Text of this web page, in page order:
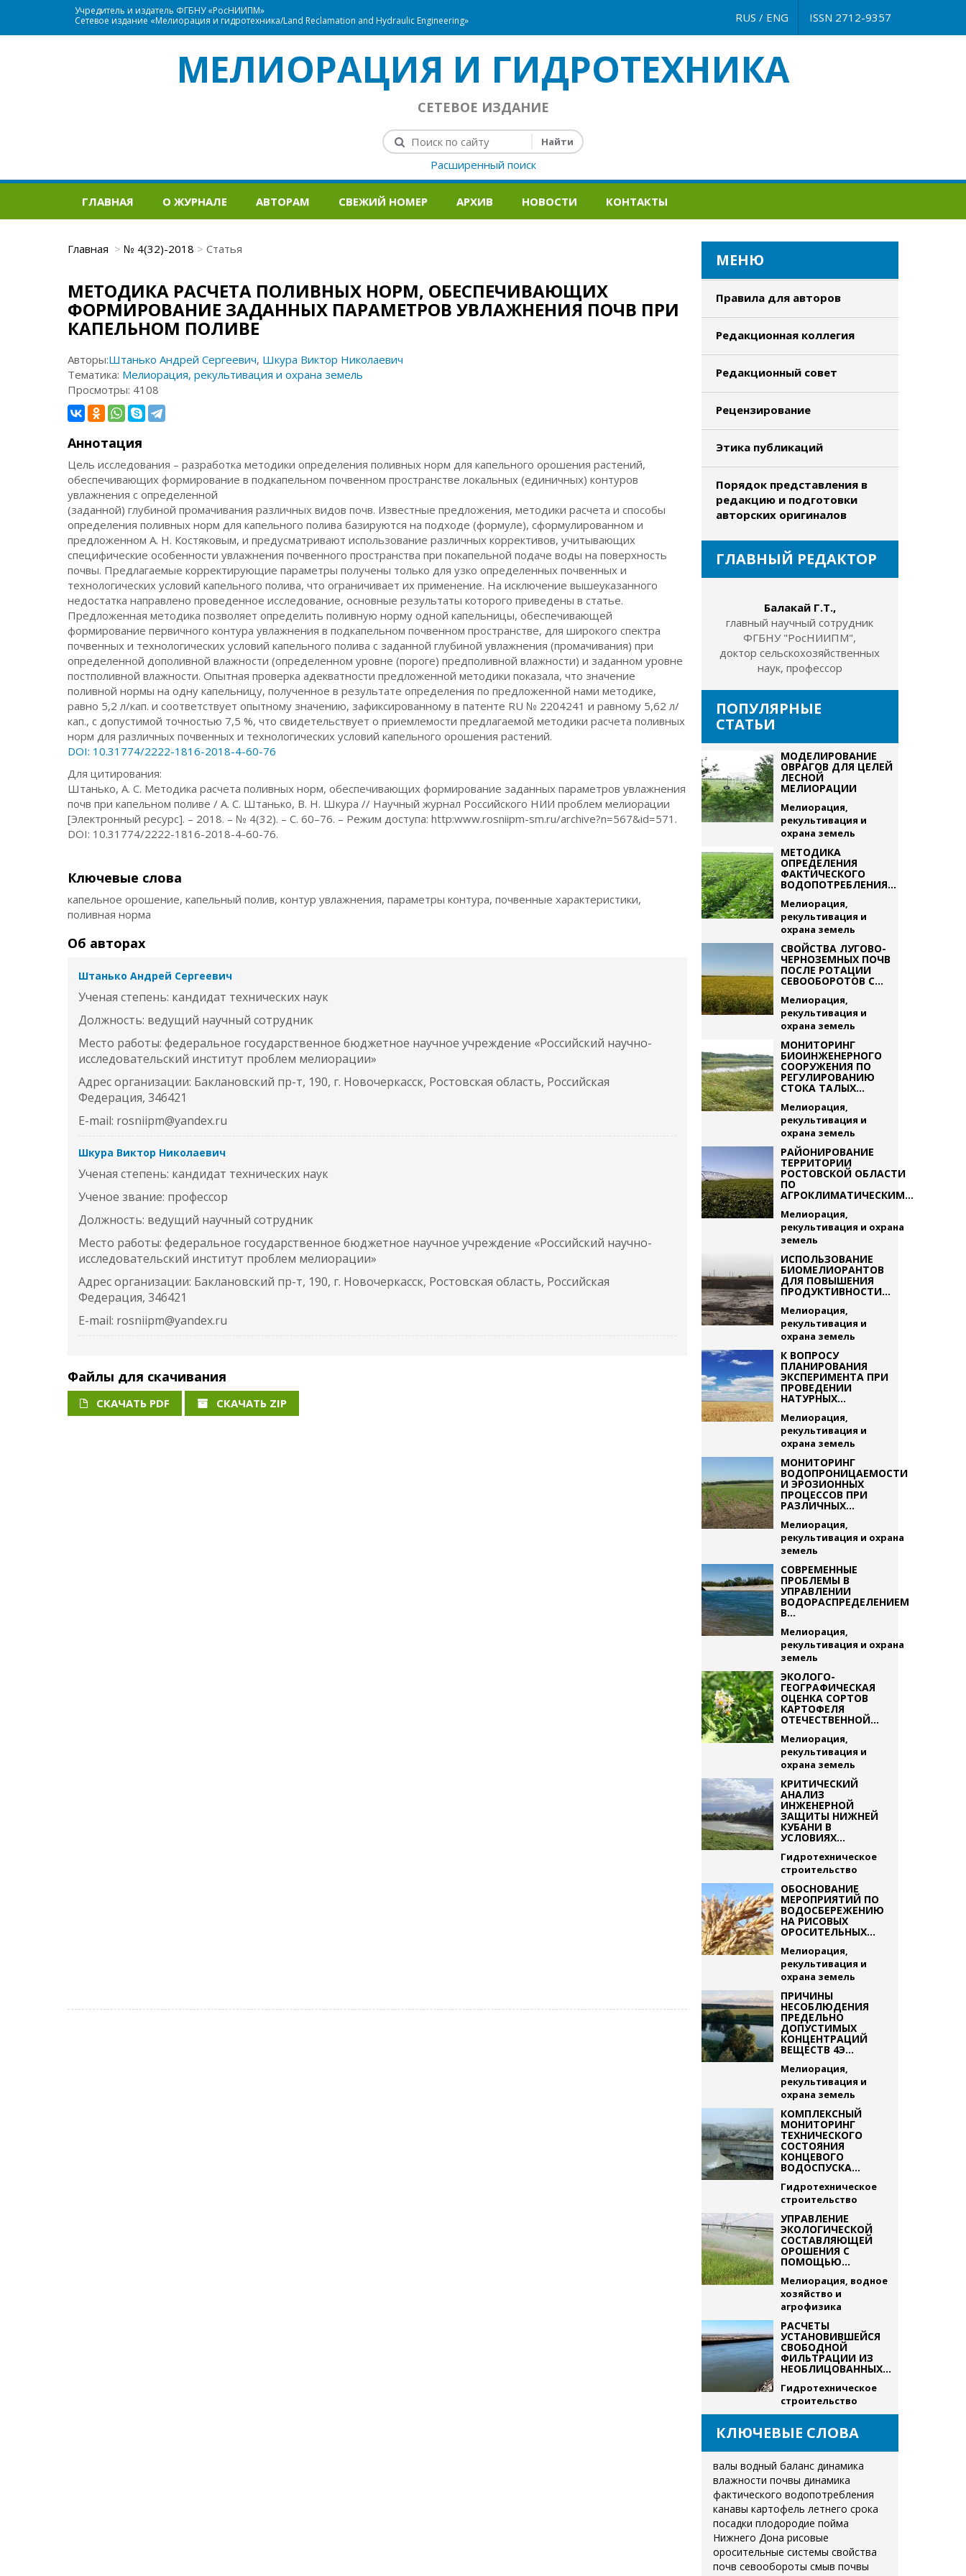
Учредитель и издатель ФГБНУ «РосНИИПМ»
Сетевое издание «Мелиорация и гидротехника/Land Reclamation and Hydraulic Engineering»
ISSN 2712-9357
RUS / ENG
МЕЛИОРАЦИЯ И ГИДРОТЕХНИКА
СЕТЕВОЕ ИЗДАНИЕ
Расширенный поиск
ГЛАВНАЯ О ЖУРНАЛЕ АВТОРАМ СВЕЖИЙ НОМЕР АРХИВ НОВОСТИ КОНТАКТЫ
Главная № 4(32)-2018 Статья
МЕТОДИКА РАСЧЕТА ПОЛИВНЫХ НОРМ, ОБЕСПЕЧИВАЮЩИХ
ФОРМИРОВАНИЕ ЗАДАННЫХ ПАРАМЕТРОВ УВЛАЖНЕНИЯ ПОЧВ ПРИ
КАПЕЛЬНОМ ПОЛИВЕ
Авторы:Штанько Андрей Сергеевич, Шкура Виктор Николаевич
Тематика: Мелиорация, рекультивация и охрана земель
Просмотры: 4108
Аннотация
Цель исследования – разработка методики определения поливных норм для капельного орошения растений,
обеспечивающих формирование в подкапельном почвенном пространстве локальных (единичных) контуров
увлажнения с определенной
(заданной) глубиной промачивания различных видов почв. Известные предложения, методики расчета и способы
определения поливных норм для капельного полива базируются на подходе (формуле), сформулированном и
предложенном А. Н. Костяковым, и предусматривают использование различных коррективов, учитывающих
специфические особенности увлажнения почвенного пространства при покапельной подаче воды на поверхность
почвы. Предлагаемые корректирующие параметры получены только для узко определенных почвенных и
технологических условий капельного полива, что ограничивает их применение. На исключение вышеуказанного
недостатка направлено проведенное исследование, основные результаты которого приведены в статье.
Предложенная методика позволяет определить поливную норму одной капельницы, обеспечивающей
формирование первичного контура увлажнения в подкапельном почвенном пространстве, для широкого спектра
почвенных и технологических условий капельного полива с заданной глубиной увлажнения (промачивания) при
определенной дополивной влажности (определенном уровне (пороге) предполивной влажности) и заданном уровне
постполивной влажности. Опытная проверка адекватности предложенной методики показала, что значение
поливной нормы на одну капельницу, полученное в результате определения по предложенной нами методике,
равно 5,2 л/кап. и соответствует опытному значению, зафиксированному в патенте RU № 2204241 и равному 5,62 л/
кап., с допустимой точностью 7,5 %, что свидетельствует о приемлемости предлагаемой методики расчета поливных
норм для различных почвенных и технологических условий капельного орошения растений.
DOI: 10.31774/2222-1816-2018-4-60-76
Для цитирования:
Штанько, А. С. Методика расчета поливных норм, обеспечивающих формирование заданных параметров увлажнения
почв при капельном поливе / А. С. Штанько, В. Н. Шкура // Научный журнал Российского НИИ проблем мелиорации
[Электронный ресурс]. – 2018. – № 4(32). – С. 60–76. – Режим доступа: http:www.rosniipm-sm.ru/archive?n=567&id=571.
DOI: 10.31774/2222-1816-2018-4-60-76.
Ключевые слова
капельное орошение, капельный полив, контур увлажнения, параметры контура, почвенные характеристики,
поливная норма
Об авторах
Штанько Андрей Сергеевич
Ученая степень: кандидат технических наук
Должность: ведущий научный сотрудник
Место работы: федеральное государственное бюджетное научное учреждение «Российский научно-
исследовательский институт проблем мелиорации»
Адрес организации: Баклановский пр-т, 190, г. Новочеркасск, Ростовская область, Российская
Федерация, 346421
E-mail: rosniipm@yandex.ru
Шкура Виктор Николаевич
Ученая степень: кандидат технических наук
Ученое звание: профессор
Должность: ведущий научный сотрудник
Место работы: федеральное государственное бюджетное научное учреждение «Российский научно-
исследовательский институт проблем мелиорации»
Адрес организации: Баклановский пр-т, 190, г. Новочеркасск, Ростовская область, Российская
Федерация, 346421
E-mail: rosniipm@yandex.ru
Файлы для скачивания
СКАЧАТЬ PDF СКАЧАТЬ ZIP
МЕНЮ
Правила для авторов
Редакционная коллегия
Редакционный совет
Рецензирование
Этика публикаций
Порядок представления в
редакцию и подготовки
авторских оригиналов
ГЛАВНЫЙ РЕДАКТОР
Балакай Г.Т.,
главный научный сотрудник
ФГБНУ "РосНИИПМ",
доктор сельскохозяйственных
наук, профессор
ПОПУЛЯРНЫЕ
СТАТЬИ
МОДЕЛИРОВАНИЕ
ОВРАГОВ ДЛЯ ЦЕЛЕЙ
ЛЕСНОЙ
МЕЛИОРАЦИИ
Мелиорация,
рекультивация и
охрана земель
МЕТОДИКА
ОПРЕДЕЛЕНИЯ
ФАКТИЧЕСКОГО
ВОДОПОТРЕБЛЕНИЯ...
Мелиорация,
рекультивация и
охрана земель
СВОЙСТВА ЛУГОВО-
ЧЕРНОЗЕМНЫХ ПОЧВ
ПОСЛЕ РОТАЦИИ
СЕВООБОРОТОВ С...
Мелиорация,
рекультивация и
охрана земель
МОНИТОРИНГ
БИОИНЖЕНЕРНОГО
СООРУЖЕНИЯ ПО
РЕГУЛИРОВАНИЮ
СТОКА ТАЛЫХ...
Мелиорация,
рекультивация и
охрана земель
РАЙОНИРОВАНИЕ
ТЕРРИТОРИИ
РОСТОВСКОЙ ОБЛАСТИ
ПО
АГРОКЛИМАТИЧЕСКИМ...
Мелиорация,
рекультивация и охрана
земель
ИСПОЛЬЗОВАНИЕ
БИОМЕЛИОРАНТОВ
ДЛЯ ПОВЫШЕНИЯ
ПРОДУКТИВНОСТИ...
Мелиорация,
рекультивация и
охрана земель
К ВОПРОСУ
ПЛАНИРОВАНИЯ
ЭКСПЕРИМЕНТА ПРИ
ПРОВЕДЕНИИ
НАТУРНЫХ...
Мелиорация,
рекультивация и
охрана земель
МОНИТОРИНГ
ВОДОПРОНИЦАЕМОСТИ
И ЭРОЗИОННЫХ
ПРОЦЕССОВ ПРИ
РАЗЛИЧНЫХ...
Мелиорация,
рекультивация и охрана
земель
СОВРЕМЕННЫЕ
ПРОБЛЕМЫ В
УПРАВЛЕНИИ
ВОДОРАСПРЕДЕЛЕНИЕМ
В...
Мелиорация,
рекультивация и охрана
земель
ЭКОЛОГО-
ГЕОГРАФИЧЕСКАЯ
ОЦЕНКА СОРТОВ
КАРТОФЕЛЯ
ОТЕЧЕСТВЕННОЙ...
Мелиорация,
рекультивация и
охрана земель
КРИТИЧЕСКИЙ
АНАЛИЗ
ИНЖЕНЕРНОЙ
ЗАЩИТЫ НИЖНЕЙ
КУБАНИ В
УСЛОВИЯХ...
Гидротехническое
строительство
ОБОСНОВАНИЕ
МЕРОПРИЯТИЙ ПО
ВОДОСБЕРЕЖЕНИЮ
НА РИСОВЫХ
ОРОСИТЕЛЬНЫХ...
Мелиорация,
рекультивация и
охрана земель
ПРИЧИНЫ
НЕСОБЛЮДЕНИЯ
ПРЕДЕЛЬНО
ДОПУСТИМЫХ
КОНЦЕНТРАЦИЙ
ВЕЩЕСТВ 4Э...
Мелиорация,
рекультивация и
охрана земель
КОМПЛЕКСНЫЙ
МОНИТОРИНГ
ТЕХНИЧЕСКОГО
СОСТОЯНИЯ
КОНЦЕВОГО
ВОДОСПУСКА...
Гидротехническое
строительство
УПРАВЛЕНИЕ
ЭКОЛОГИЧЕСКОЙ
СОСТАВЛЯЮЩЕЙ
ОРОШЕНИЯ С
ПОМОЩЬЮ...
Мелиорация, водное
хозяйство и
агрофизика
РАСЧЕТЫ
УСТАНОВИВШЕЙСЯ
СВОБОДНОЙ
ФИЛЬТРАЦИИ ИЗ
НЕОБЛИЦОВАННЫХ...
Гидротехническое
строительство
КЛЮЧЕВЫЕ СЛОВА
валы водный баланс динамика
влажности почвы динамика
фактического водопотребления
канавы картофель летнего срока
посадки плодородие пойма
Нижнего Дона рисовые
оросительные системы свойства
почв севообороты смыв почвы